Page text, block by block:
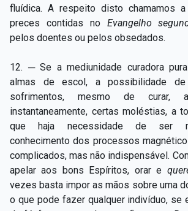
fluídica. A respeito disto chamamos
preces contidas no Evangelho
pelos doentes ou pelos obsedados.
12. ─ Se a mediunidade curadora
almas de escol, a possibilidade de
sofrimentos, mesmo de curar,
instantaneamente, certas moléstias, a
que haja necessidade de ser
conhecimento dos processos
complicados, mas não indispensável.
apelar aos bons Espíritos, orar e
vezes basta impor as mãos sobre uma
o que pode fazer qualquer indivíduo, se